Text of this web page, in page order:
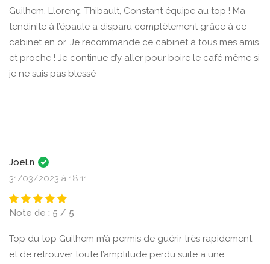
Guilhem, Llorenç, Thibault, Constant équipe au top ! Ma
tendinite à l’épaule a disparu complètement grâce à ce
cabinet en or. Je recommande ce cabinet à tous mes amis
et proche ! Je continue d’y aller pour boire le café même si
je ne suis pas blessé
Joel.n
31/03/2023 à 18:11
Note de : 5 / 5
Top du top Guilhem m’à permis de guérir très rapidement
et de retrouver toute l’amplitude perdu suite à une